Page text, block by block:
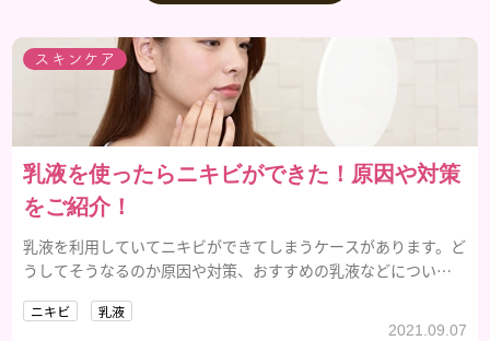
スキンケア
乳液を使ったらニキビができた！原因や対策
をご紹介！
乳液を利用していてニキビができてしまうケースがあります。ど
うしてそうなるのか原因や対策、おすすめの乳液などについて
ニキビ 乳液
2021.09.07